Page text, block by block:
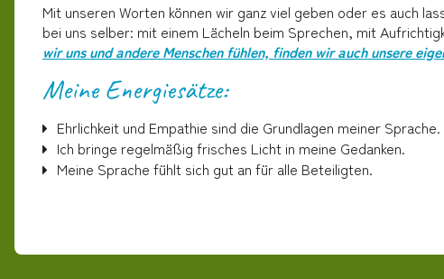
Mit unseren Worten können wir ganz viel geben oder es auch
bei uns selber: mit einem Lächeln beim Sprechen, mit
wir uns und andere Menschen fühlen, finden wir auch unsere
Meine Energiesätze:
Ehrlichkeit und Empathie sind die Grundlagen meiner Sprache.
Ich bringe regelmäßig frisches Licht in meine Gedanken.
Meine Sprache fühlt sich gut an für alle Beteiligten.